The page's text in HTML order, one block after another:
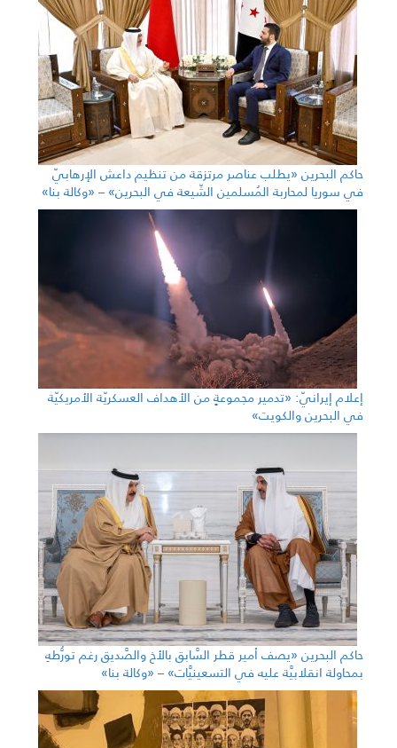
حاكم البحرين «يطلب عناصر مرتزقة من تنظيم داعش الإرهابيّ
في سوريا لمحاربة المُسلمين الشّيعة في البحرين» – «وكالة بنا»
إعلام إيرانيّ: «تدمير مجموعةٍ من الأهداف العسكريّة الأمريكيّة
في البحرين والكويت»
حاكم البحرين «يصف أمير قطر السَّابق بالأخ والصَّديق رغم تورُّطهِ
بمحاولة انقلابيَّة عليه في التسعينيَّات» – «وكالة بنا»